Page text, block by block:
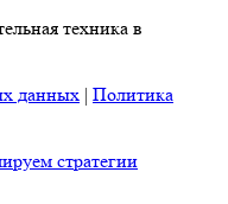
техника в
данных | Политика
стратегии